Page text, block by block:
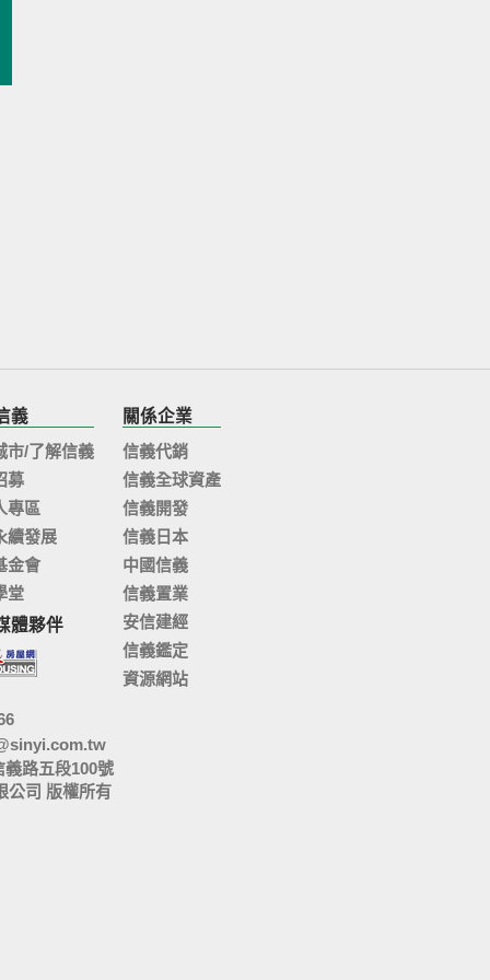
義
市/了解信義
募
專區
續發展
金會
堂
體夥伴
關係企業
信義代銷
信義全球資產
信義開發
信義日本
中國信義
信義置業
安信建經
信義鑑定
資源網站
義路五段100號
公司 版權所有